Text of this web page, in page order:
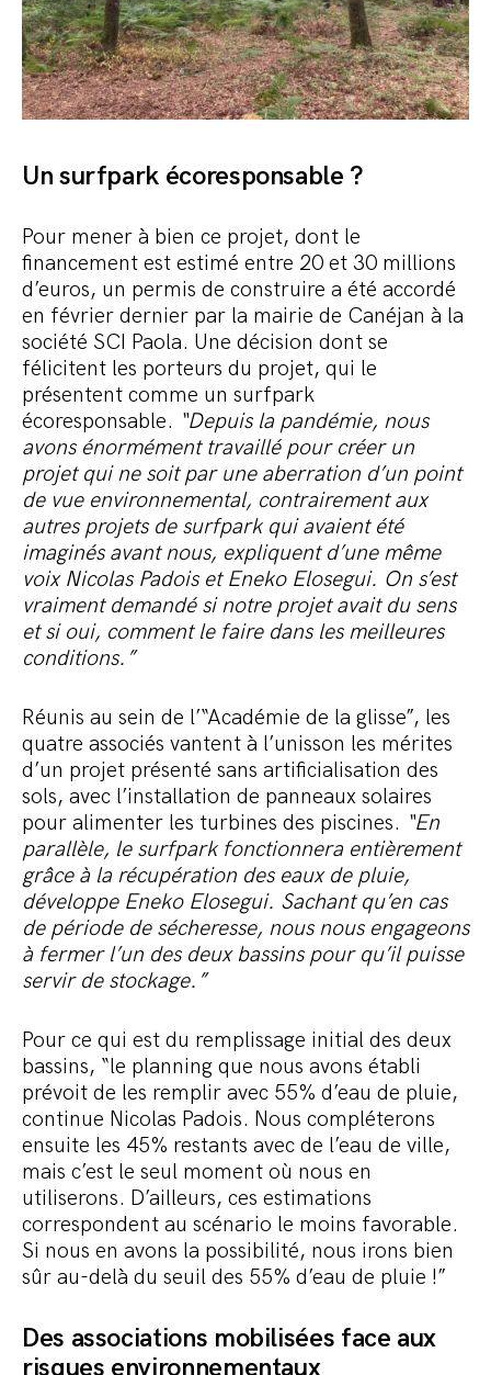
Un surfpark écoresponsable ?
Pour mener à bien ce projet, dont le
financement est estimé entre 20 et 30 millions
d’euros, un permis de construire a été accordé
en février dernier par la mairie de Canéjan à la
société SCI Paola. Une décision dont se
félicitent les porteurs du projet, qui le
présentent comme un surfpark
écoresponsable. “Depuis la pandémie, nous
avons énormément travaillé pour créer un
projet qui ne soit par une aberration d’un point
de vue environnemental, contrairement aux
autres projets de surfpark qui avaient été
imaginés avant nous, expliquent d’une même
voix Nicolas Padois et Eneko Elosegui. On s’est
vraiment demandé si notre projet avait du sens
et si oui, comment le faire dans les meilleures
conditions.”
Réunis au sein de l’“Académie de la glisse”, les
quatre associés vantent à l’unisson les mérites
d’un projet présenté sans artificialisation des
sols, avec l’installation de panneaux solaires
pour alimenter les turbines des piscines. “En
parallèle, le surfpark fonctionnera entièrement
grâce à la récupération des eaux de pluie,
développe Eneko Elosegui. Sachant qu’en cas
de période de sécheresse, nous nous engageons
à fermer l’un des deux bassins pour qu’il puisse
servir de stockage.”
Pour ce qui est du remplissage initial des deux
bassins, “le planning que nous avons établi
prévoit de les remplir avec 55% d’eau de pluie,
continue Nicolas Padois. Nous compléterons
ensuite les 45% restants avec de l’eau de ville,
mais c’est le seul moment où nous en
utiliserons. D’ailleurs, ces estimations
correspondent au scénario le moins favorable.
Si nous en avons la possibilité, nous irons bien
sûr au-delà du seuil des 55% d’eau de pluie !”
Des associations mobilisées face aux
risques environnementaux